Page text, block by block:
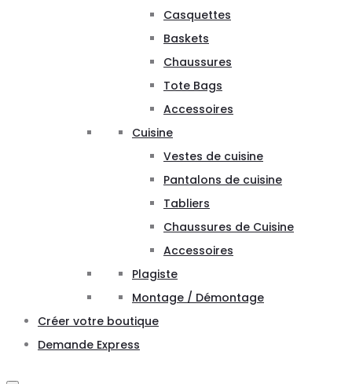
Casquettes
Baskets
Chaussures
Tote Bags
Accessoires
Cuisine
Vestes de cuisine
Pantalons de cuisine
Tabliers
Chaussures de Cuisine
Accessoires
Plagiste
Montage / Démontage
Créer votre boutique
Demande Express